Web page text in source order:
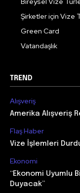
Şirketler için Vize
Green Card
Vatandaşlık
TREND
Alışveriş
Amerika Alışveriş
Flaş Haber
Vize İşlemleri
Ekonomi
“Ekonomi Uyumlu
Duyacak”